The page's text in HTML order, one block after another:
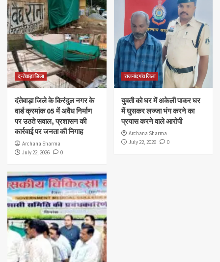
दन्तेवाड़ा जिला
दंतेवाड़ा जिले के किरंदुल नगर के
वार्ड क्रमांक 05 में अवैध निर्माण
पर उठते सवाल, प्रशासन की
कार्रवाई पर जनता की निगाह
Archana Sharma
July 22, 2026
0
राजनांदगांव जिला
युवती को घर में अकेली पाकर घर
में घुसकर लज्जा भंग करने का
प्रयास करने वाले आरोपी
Archana Sharma
July 22, 2026
0